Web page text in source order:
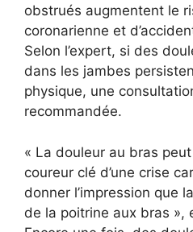
obstrués augmentent le
coronarienne et
Selon l’expert, si des
dans les jambes
physique, une
recommandée.
« La douleur au bras
coureur clé d’une crise
donner l’impression que
de la poitrine aux bras »,